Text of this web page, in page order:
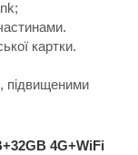
картки.
підвищеними
4G+WiFi